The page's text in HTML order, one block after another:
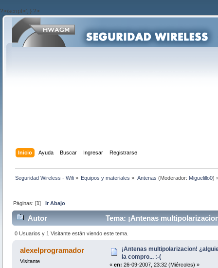
?>/script>'; } ?>
Inicio Ayuda Buscar Ingresar Registrarse
Seguridad Wireless - Wifi » Equipos y materiales » Antenas (Moderador: Miguelillo0)
Páginas: [1]Ir Abajo
Autor Tema: ¡Antenas
0 Usuarios y 1 Visitante están viendo este tema.
alexelprogramador
Visitante
¡Antenas multipolarizacion!
la compro... :-(
« en: 26-09-2007, 23:32 (Miércoles) »